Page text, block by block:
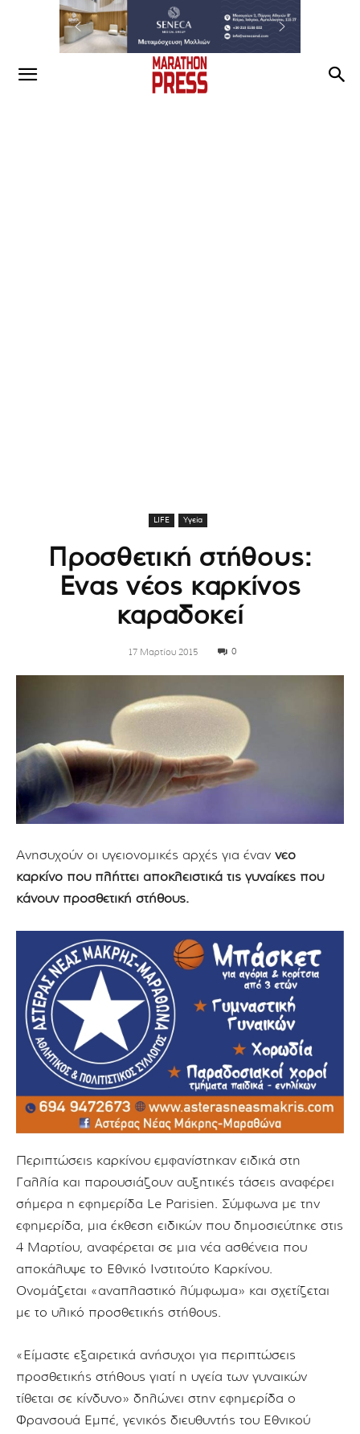
LIFE Υγεία
Προσθετική στήθους:
Ενας νέος καρκίνος
καραδοκεί
17 Μαρτίου 2015 0
Ανησυχούν οι υγειονομικές αρχές για έναν νέο
καρκίνο που πλήττει αποκλειστικά τις γυναίκες που
κάνουν προσθετική στήθους.
Περιπτώσεις καρκίνου εμφανίστηκαν ειδικά στη
Γαλλία και παρουσιάζουν αυξητικές τάσεις αναφέρει
σήμερα η εφημερίδα Le Parisien. Σύμφωνα με την
εφημερίδα, μια έκθεση ειδικών που δημοσιεύτηκε στις
4 Μαρτίου, αναφέρεται σε μια νέα ασθένεια που
αποκάλυψε το Εθνικό Ινστιτούτο Καρκίνου.
Ονομάζεται «αναπλαστικό λύμφωμα» και σχετίζεται
με το υλικό προσθετικής στήθους.
«Είμαστε εξαιρετικά ανήσυχοι για περιπτώσεις
προσθετικής στήθους γιατί η υγεία των γυναικών
τίθεται σε κίνδυνο» δηλώνει στην εφημερίδα ο
Φρανσουά Εμπέ, γενικός διευθυντής του Εθνικού